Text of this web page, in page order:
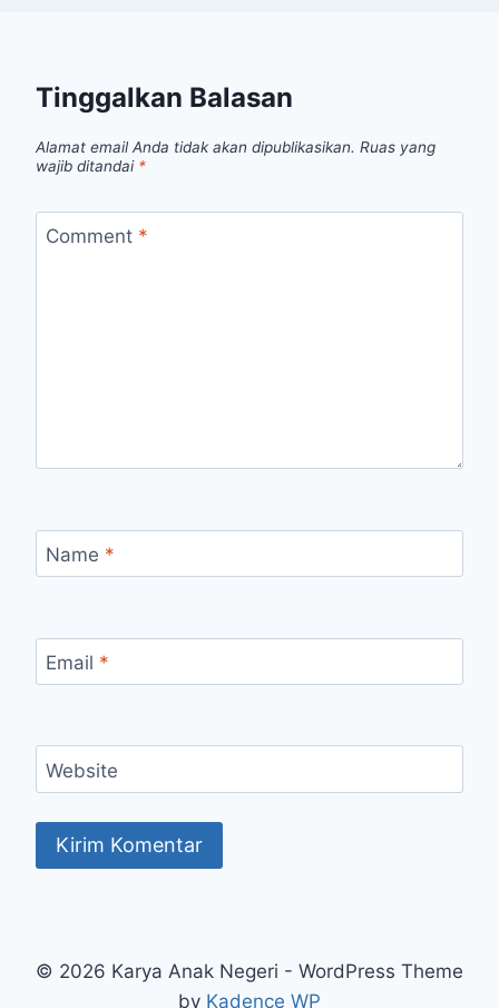
Tinggalkan Balasan
Alamat email Anda tidak akan dipublikasikan. Ruas yang
wajib ditandai *
Comment *
Name *
Email *
Website
© 2026 Karya Anak Negeri - WordPress Theme
by Kadence WP